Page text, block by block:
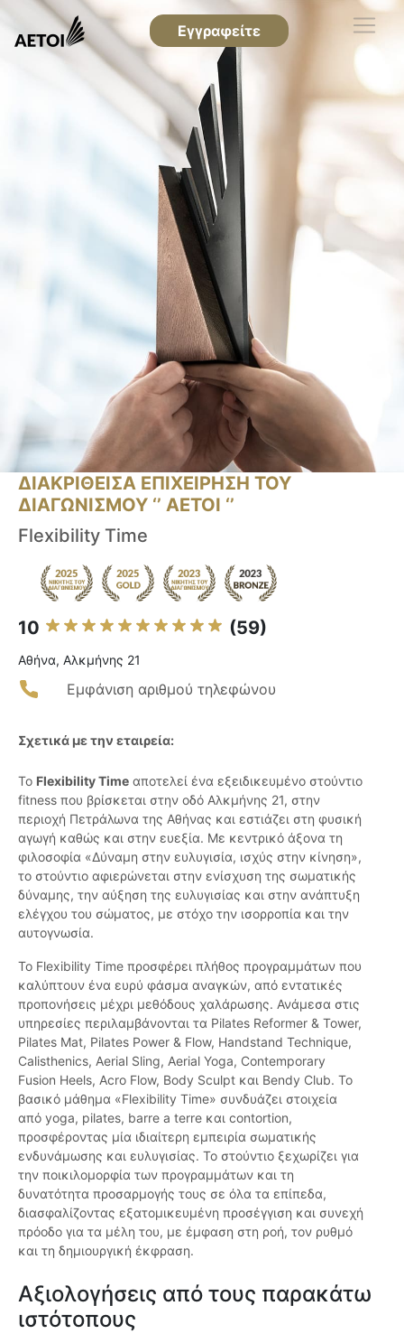
Εγγραφείτε
ΔΙΑΚΡΙΘΕΙΣΑ ΕΠΙΧΕΙΡΗΣΗ ΤΟΥ
ΔΙΑΓΩΝΙΣΜΟΥ ‘’ ΑΕΤΟΙ ‘’
Flexibility Time
10 (59)
Αθήνα, Αλκμήνης 21
Εμφάνιση αριθμού τηλεφώνου
Σχετικά με την εταιρεία:
Το Flexibility Time αποτελεί ένα εξειδικευμένο στούντιο
fitness που βρίσκεται στην οδό Αλκμήνης 21, στην
περιοχή Πετράλωνα της Αθήνας και εστιάζει στη φυσική
αγωγή καθώς και στην ευεξία. Με κεντρικό άξονα τη
φιλοσοφία «Δύναμη στην ευλυγισία, ισχύς στην κίνηση»,
το στούντιο αφιερώνεται στην ενίσχυση της σωματικής
δύναμης, την αύξηση της ευλυγισίας και στην ανάπτυξη
ελέγχου του σώματος, με στόχο την ισορροπία και την
αυτογνωσία.
Το Flexibility Time προσφέρει πλήθος προγραμμάτων που
καλύπτουν ένα ευρύ φάσμα αναγκών, από εντατικές
προπονήσεις μέχρι μεθόδους χαλάρωσης. Ανάμεσα στις
υπηρεσίες περιλαμβάνονται τα Pilates Reformer & Tower,
Pilates Mat, Pilates Power & Flow, Handstand Technique,
Calisthenics, Aerial Sling, Aerial Yoga, Contemporary
Fusion Heels, Acro Flow, Body Sculpt και Bendy Club. Το
βασικό μάθημα «Flexibility Time» συνδυάζει στοιχεία
από yoga, pilates, barre a terre και contortion,
προσφέροντας μία ιδιαίτερη εμπειρία σωματικής
ενδυνάμωσης και ευλυγισίας. Το στούντιο ξεχωρίζει για
την ποικιλομορφία των προγραμμάτων και τη
δυνατότητα προσαρμογής τους σε όλα τα επίπεδα,
διασφαλίζοντας εξατομικευμένη προσέγγιση και συνεχή
πρόοδο για τα μέλη του, με έμφαση στη ροή, τον ρυθμό
και τη δημιουργική έκφραση.
Αξιολογήσεις από τους παρακάτω
ιστότοπους